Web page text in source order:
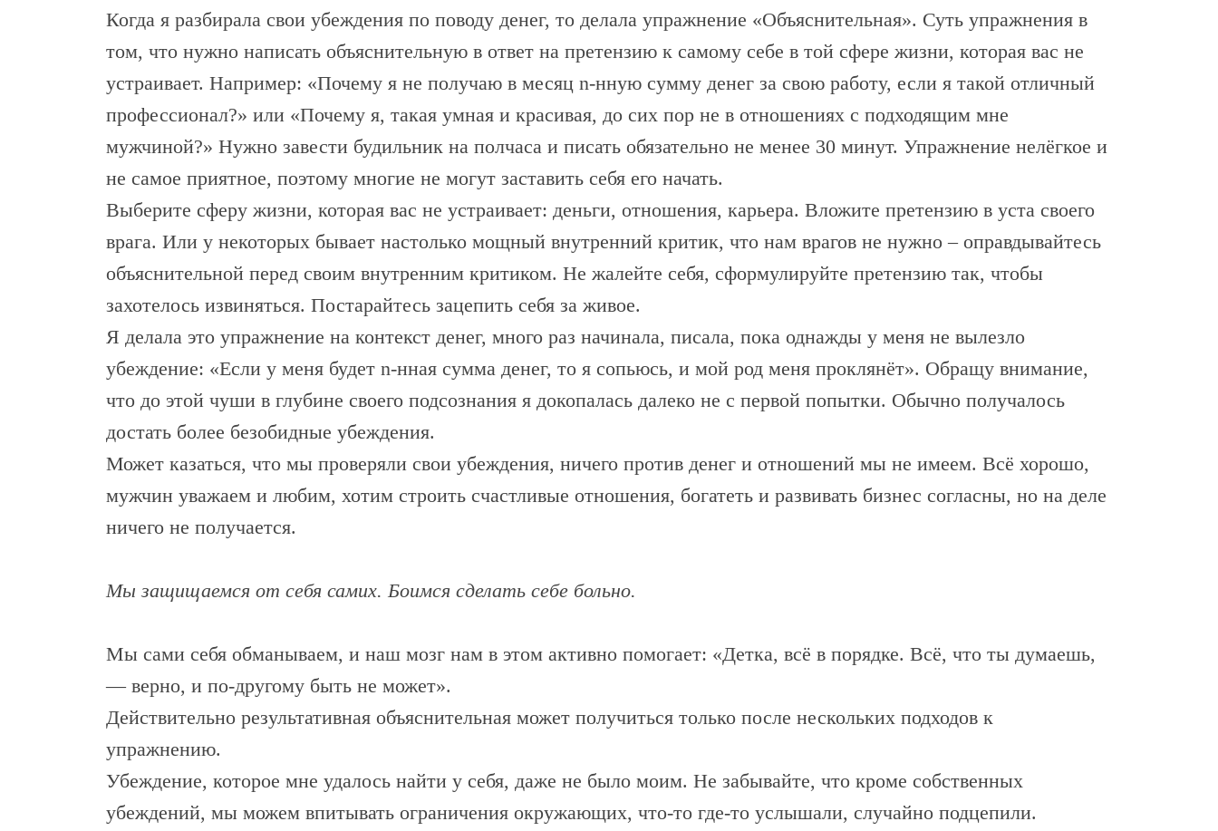
Когда я разбирала свои убеждения по поводу денег, то делала упражнение «Объяснительная». Суть упражнения в
том, что нужно написать объяснительную в ответ на претензию к самому себе в той сфере жизни, которая вас не
устраивает. Например: «Почему я не получаю в месяц n-нную сумму денег за свою работу, если я такой отличный
профессионал?» или «Почему я, такая умная и красивая, до сих пор не в отношениях с подходящим мне
мужчиной?» Нужно завести будильник на полчаса и писать обязательно не менее 30 минут. Упражнение нелёгкое и
не самое приятное, поэтому многие не могут заставить себя его начать.
Выберите сферу жизни, которая вас не устраивает: деньги, отношения, карьера. Вложите претензию в уста своего
врага. Или у некоторых бывает настолько мощный внутренний критик, что нам врагов не нужно – оправдывайтесь
объяснительной перед своим внутренним критиком. Не жалейте себя, сформулируйте претензию так, чтобы
захотелось извиняться. Постарайтесь зацепить себя за живое.
Я делала это упражнение на контекст денег, много раз начинала, писала, пока однажды у меня не вылезло
убеждение: «Если у меня будет n-нная сумма денег, то я сопьюсь, и мой род меня проклянёт». Обращу внимание,
что до этой чуши в глубине своего подсознания я докопалась далеко не с первой попытки. Обычно получалось
достать более безобидные убеждения.
Может казаться, что мы проверяли свои убеждения, ничего против денег и отношений мы не имеем. Всё хорошо,
мужчин уважаем и любим, хотим строить счастливые отношения, богатеть и развивать бизнес согласны, но на деле
ничего не получается.
Мы защищаемся от себя самих. Боимся сделать себе больно.
Мы сами себя обманываем, и наш мозг нам в этом активно помогает: «Детка, всё в порядке. Всё, что ты думаешь,
— верно, и по-другому быть не может».
Действительно результативная объяснительная может получиться только после нескольких подходов к
упражнению.
Убеждение, которое мне удалось найти у себя, даже не было моим. Не забывайте, что кроме собственных
убеждений, мы можем впитывать ограничения окружающих, что-то где-то услышали, случайно подцепили.